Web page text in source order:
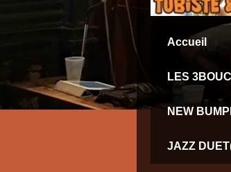
Accueil
LES
NEW
JAZZ